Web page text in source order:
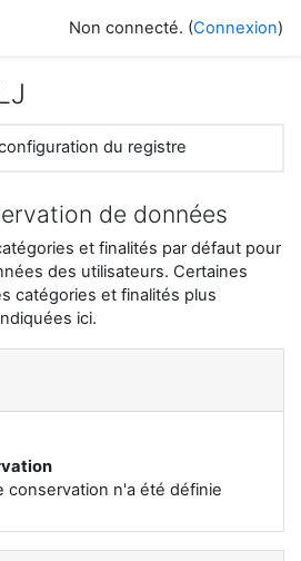
Non connecté. (Connexion)
du registre
de données
et finalités par défaut pour
des utilisateurs. Certaines
catégories et finalités plus
ici.
conservation n'a été définie